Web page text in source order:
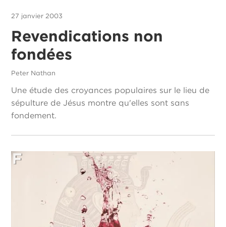
27 janvier 2003
Revendications non
fondées
Peter Nathan
Une étude des croyances populaires sur le lieu de
sépulture de Jésus montre qu'elles sont sans
fondement.